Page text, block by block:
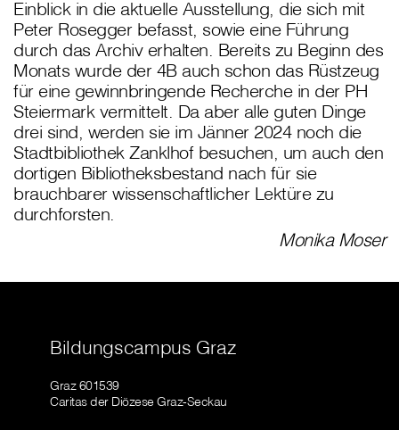
Einblick in die aktuelle Ausstellung, die sich mit
Peter Rosegger befasst, sowie eine Führung
durch das Archiv erhalten. Bereits zu Beginn des
Monats wurde der 4B auch schon das Rüstzeug
für eine gewinnbringende Recherche in der PH
Steiermark vermittelt. Da aber alle guten Dinge
drei sind, werden sie im Jänner 2024 noch die
Stadtbibliothek Zanklhof besuchen, um auch den
dortigen Bibliotheksbestand nach für sie
brauchbarer wissenschaftlicher Lektüre zu
durchforsten.
Monika Moser
Bildungscampus Graz
Graz 601539
Caritas der Diözese Graz-Seckau